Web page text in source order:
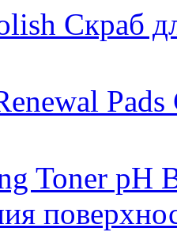
Скраб
Toner pH